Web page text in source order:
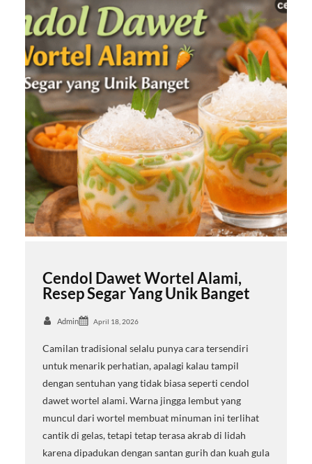
Cendol Dawet Wortel Alami,
Resep Segar Yang Unik Banget
Admin April 18, 2026
Camilan tradisional selalu punya cara tersendiri
untuk menarik perhatian, apalagi kalau tampil
dengan sentuhan yang tidak biasa seperti cendol
dawet wortel alami. Warna jingga lembut yang
muncul dari wortel membuat minuman ini terlihat
cantik di gelas, tetapi tetap terasa akrab di lidah
karena dipadukan dengan santan gurih dan kuah gula